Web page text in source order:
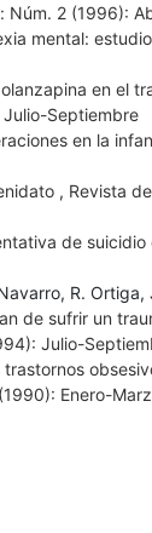
Núm. 2 (1996):
mental:
en el
Septiembre
en la
, Revista
de suicidio
R. Ortiga,
de sufrir un
Julio-
Enero-